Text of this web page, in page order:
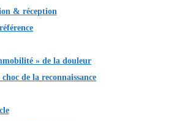
& réception
» de la douleur
de la reconnaissance